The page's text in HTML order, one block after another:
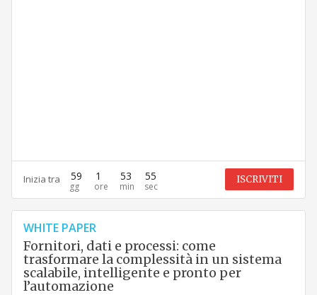
Inizia tra 59 1 53 54 ISCRIVITI
WHITE PAPER
Fornitori, dati e processi: come
trasformare la complessità in un sistema
scalabile, intelligente e pronto per
l’automazione